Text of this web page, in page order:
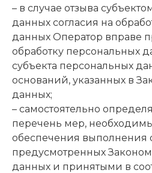
– в случае отзыва
данных согласия на
данных Оператор вправе
обработку персональных
субъекта персональных
оснований, указанных в
данных;
– самостоятельно
перечень мер,
обеспечения выполнения
предусмотренных
данных и принятыми в